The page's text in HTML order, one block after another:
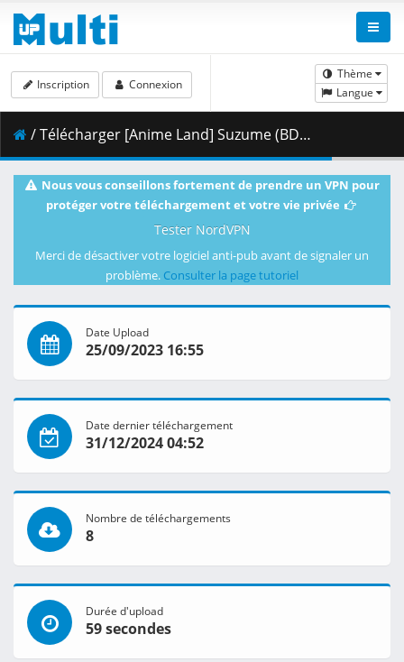
Thème
Langue
Inscription Connexion
/ Télécharger [Anime Land] Suzume (BDRip 4K 2160p HEVC HDR10 DTS-HD) [2FC99BC3].mkv.014 ( 483.12 MB )
Nous vous conseillons fortement de prendre un VPN pour
protéger votre téléchargement et votre vie privée
Tester NordVPN
Merci de désactiver votre logiciel anti-pub avant de signaler un
problème. Consulter la page tutoriel
Date Upload
25/09/2023 16:55
Date dernier téléchargement
31/12/2024 04:52
Nombre de téléchargements
8
Durée d'upload
59 secondes